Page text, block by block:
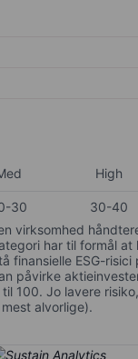
High
30 30-40
virksomhed
har til formål
finansielle ESG-risici
påvirke
100. Jo lavere
alvorlige).